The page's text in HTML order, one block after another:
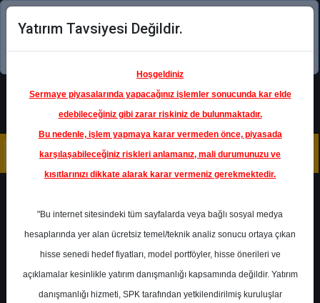
Şimdi uygulamayı indirin!
Ana Sayfa Raporlar
Gedik Yatırım
Rapor Detay
Yatırım Tavsiyesi Değildir.
Hoşgeldiniz
Sermaye piyasalarında yapacağınız işlemler sonucunda kar elde
edebileceğiniz gibi zarar riskiniz de bulunmaktadır.
Bu nedenle, işlem yapmaya karar vermeden önce, piyasada
karşılaşabileceğiniz riskleri anlamanız, mali durumunuzu ve
kısıtlarınızı dikkate alarak karar vermeniz gerekmektedir.
"Bu internet sitesindeki tüm sayfalarda veya bağlı sosyal medya
hesaplarında yer alan ücretsiz temel/teknik analiz sonucu ortaya çıkan
hisse senedi hedef fiyatları, model portföyler, hisse önerileri ve
açıklamalar kesinlikle yatırım danışmanlığı kapsamında değildir. Yatırım
danışmanlığı hizmeti, SPK tarafından yetkilendirilmiş kuruluşlar